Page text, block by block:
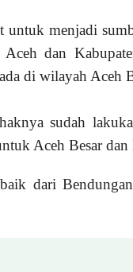
untuk menjadi
Aceh dan
di wilayah Aceh
sudah
Aceh Besar dan
dari